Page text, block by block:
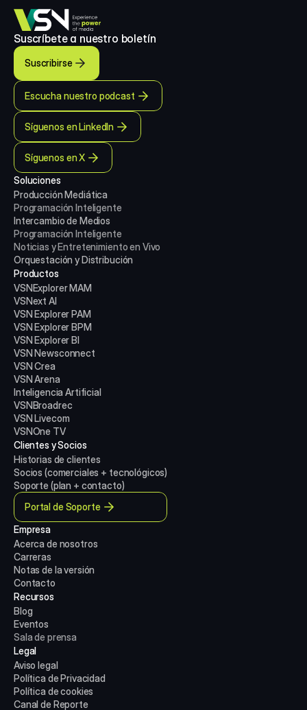
Suscríbete a nuestro boletín
Suscribirse
Escucha nuestro podcast
Síguenos en LinkedIn
Síguenos en X
Soluciones
Producción Mediática
Programación Inteligente
Intercambio de Medios
Programación Inteligente
Noticias y Entretenimiento en Vivo
Orquestación y Distribución
Productos
VSNExplorer MAM
VSNext AI
VSN Explorer PAM
VSN Explorer BPM
VSN Explorer BI
VSN Newsconnect
VSN Crea
VSN Arena
Inteligencia Artificial
VSNBroadrec
VSN Livecom
VSNOne TV
Clientes y Socios
Historias de clientes
Socios (comerciales + tecnológicos)
Soporte (plan + contacto)
Portal de Soporte
Empresa
Acerca de nosotros
Carreras
Notas de la versión
Contacto
Recursos
Blog
Eventos
Sala de prensa
Legal
Aviso legal
Política de Privacidad
Política de cookies
Canal de Reporte